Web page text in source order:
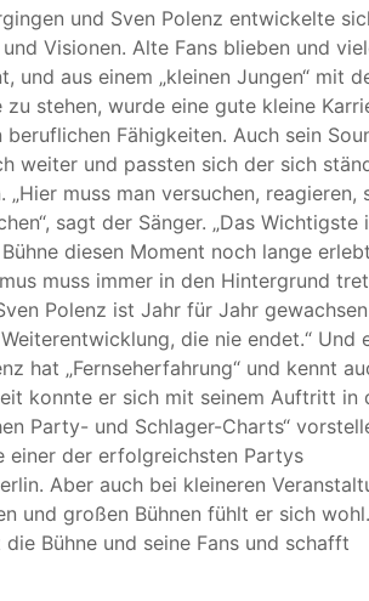
und Sven Polenz entwickelte
Visionen. Alte Fans blieben und
und aus einem „kleinen Jungen“ mit
stehen, wurde eine gute kleine
Fähigkeiten. Auch sein
weiter und passten sich der sich
muss man versuchen, reagieren,
sagt der Sänger. „Das Wichtigste
diesen Moment noch lange
muss immer in den Hintergrund
Polenz ist Jahr für Jahr
die nie endet.“ Und
hat „Fernseherfahrung“ und kennt
konnte er sich mit seinem Auftritt in
Party- und Schlager-Charts“
einer der erfolgreichsten Partys
Aber auch bei kleineren
und großen Bühnen fühlt er sich
Bühne und seine Fans und schafft